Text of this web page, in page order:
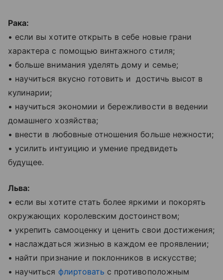
Рака:
• если вы хотите открыть в себе новые грани
характера с помощью винтажного стиля;
• больше внимания уделять дому и семье;
• научиться вкусно готовить и достичь высот в
кулинарии;
• научиться экономии и бережливости в ведении
домашнего хозяйства;
• внести в любовные отношения больше нежности;
• усилить интуицию и умение предвидеть
будущее.
Льва:
• если вы хотите стать более яркими и покорять
окружающих королевским достоинством;
• укрепить самооценку и ценить свои достижения;
• наслаждаться жизнью в каждом ее проявлении;
• найти признание и поклонников в искусстве;
• научиться флиртовать с противоположным